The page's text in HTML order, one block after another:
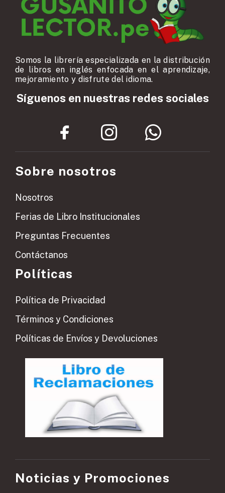
Somos la librería especializada en la distribución
de libros en inglés enfocada en el aprendizaje,
mejoramiento y disfrute del idioma.
Síguenos en nuestras redes sociales
Sobre nosotros
Nosotros
Ferias de Libro Institucionales
Preguntas Frecuentes
Contáctanos
Políticas
Política de Privacidad
Términos y Condiciones
Políticas de Envíos y Devoluciones
Noticias y Promociones